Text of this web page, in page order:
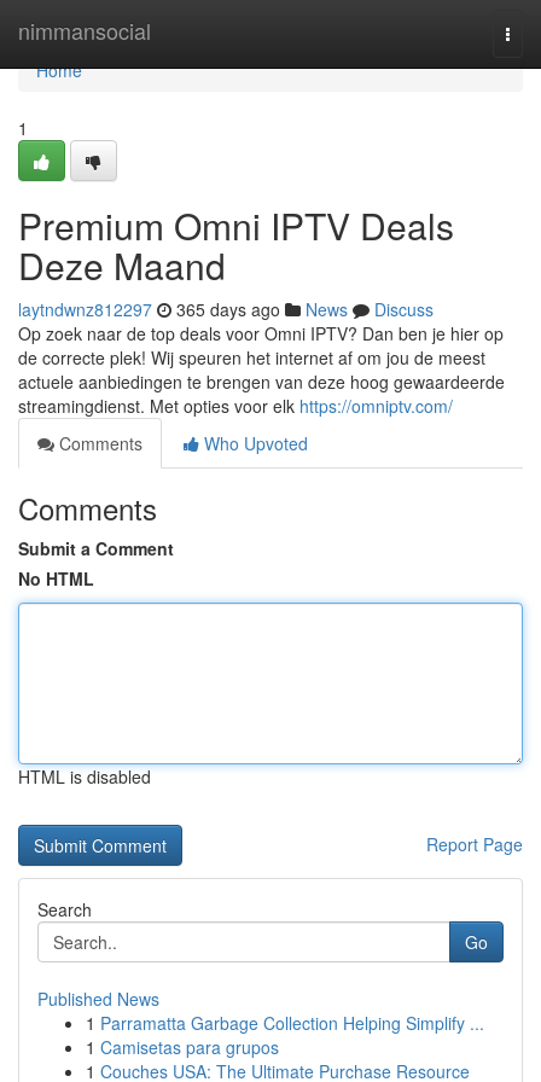
nimmansocial
Home
Home
1
Premium Omni IPTV Deals
Deze Maand
laytndwnz812297 365 days ago News
Discuss
Op zoek naar de top deals voor Omni IPTV? Dan ben je hier op
de correcte plek! Wij speuren het internet af om jou de meest
actuele aanbiedingen te brengen van deze hoog gewaardeerde
streamingdienst. Met opties voor elk https://omniptv.com/
Comments
Who Upvoted
Comments
Submit a Comment
No HTML
HTML is disabled
Report Page
Search
Go
Published News
1 Parramatta Garbage Collection Helping Simplify ...
1 Camisetas para grupos
1 Couches USA: The Ultimate Purchase Resource